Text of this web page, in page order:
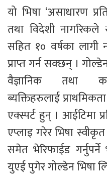
यो भिषा ‘असाधारण
तथा विदेशी नागरिकले
सहित १० वर्षका लागी
प्राप्त गर्न सक्छन् ।
वैज्ञानिक तथा
ब्यक्तिहरुलाई
एक्स्पर्ट हुन् । आईटिमा
एप्लाइ गरेर भिषा
समेत भेरिफाईड
युएई पुगेर गोल्डेन भिषा